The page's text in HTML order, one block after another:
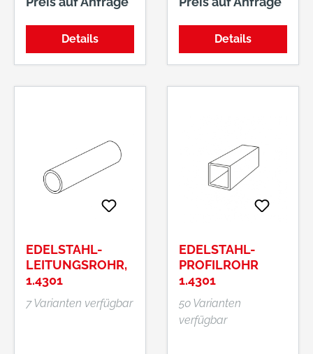
Details Details
EDELSTAHL-
LEITUNGSROHR,
1.4301
7 Varianten verfügbar
EDELSTAHL-
PROFILROHR
1.4301
50 Varianten
verfügbar